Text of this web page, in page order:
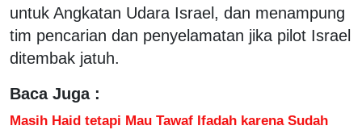
untuk Angkatan Udara Israel, dan menampung
tim pencarian dan penyelamatan jika pilot Israel
ditembak jatuh.
Baca Juga :
Masih Haid tetapi Mau Tawaf Ifadah karena Sudah